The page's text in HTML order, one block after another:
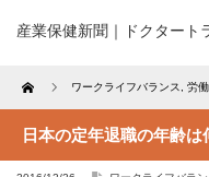
産業保健新聞｜ドクタート
Home ワークライフバランス 労
日本の定年退職の年齢は